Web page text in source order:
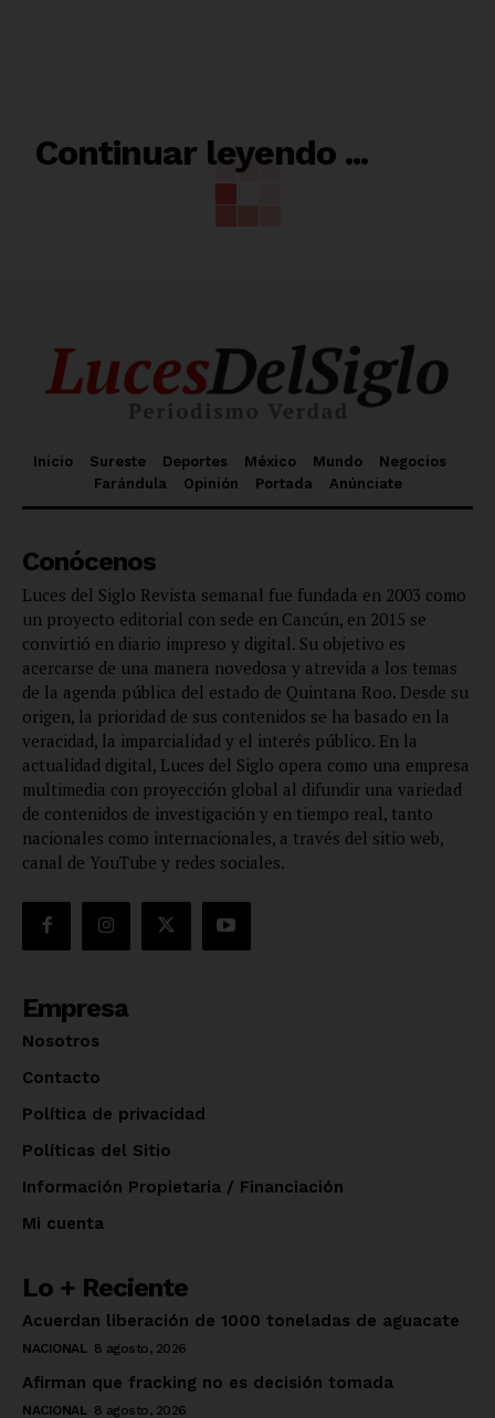
Continuar leyendo ...
RELACIONADO
Inicio Sureste Deportes México Mundo
Negocios
Farándula
Opinión Portada Anúnciate
Conócenos
Luces del Siglo Revista semanal fue fundada en 2003 como
un proyecto editorial con sede en Cancún, en 2015 se
convirtió en diario impreso y digital. Su objetivo es
acercarse de una manera novedosa y atrevida a los temas
de la agenda pública del estado de Quintana Roo. Desde su
origen, la prioridad de sus contenidos se ha basado en la
veracidad, la imparcialidad y el interés público. En la
actualidad digital, Luces del Siglo opera como una empresa
multimedia con proyección global al difundir una variedad
de contenidos de investigación y en tiempo real, tanto
nacionales como internacionales, a través del sitio web,
canal de YouTube y redes sociales.
Empresa
Nosotros
Contacto
Política de privacidad
Políticas del Sitio
Información Propietaria / Financiación
Mi cuenta
Lo + Reciente
Acuerdan liberación de 1000 toneladas de aguacate
NACIONAL 8 agosto, 2026
Afirman que fracking no es decisión tomada
NACIONAL 8 agosto, 2026